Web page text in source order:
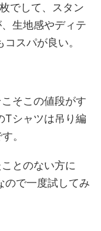
でして、スタン
生地感やディテ
コスパが良い。
そこの値段がす
Tシャツは吊り編
。
とのない方に
ので一度試してみ